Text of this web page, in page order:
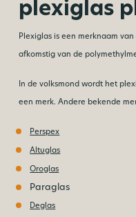
plexiglas
Plexiglas is een merknaam
afkomstig van de
In de volksmond wordt het
een merk. Andere bekende
Perspex
Altuglas
Oroglas
Paraglas
Deglas